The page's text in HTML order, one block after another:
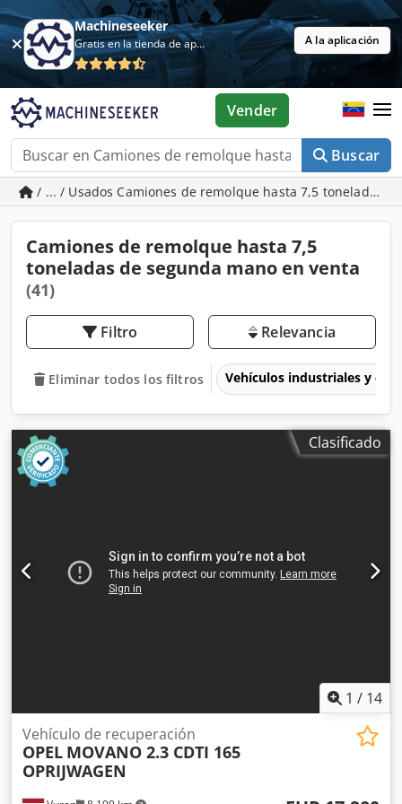
Machineseeker
Gratis en la tienda de aplicaciones A la aplicación
Buscar
Vender
/ ... / Usados Camiones de remolque hasta 7,5 toneladas
Camiones de remolque hasta 7,5
toneladas de segunda mano en venta
(41)
Filtro Relevancia
Eliminar todos los filtros Vehículos industriales y
Clasificado
1 / 14
Vehículo de recuperación
OPEL MOVANO 2.3 CDTI 165
OPRIJWAGEN